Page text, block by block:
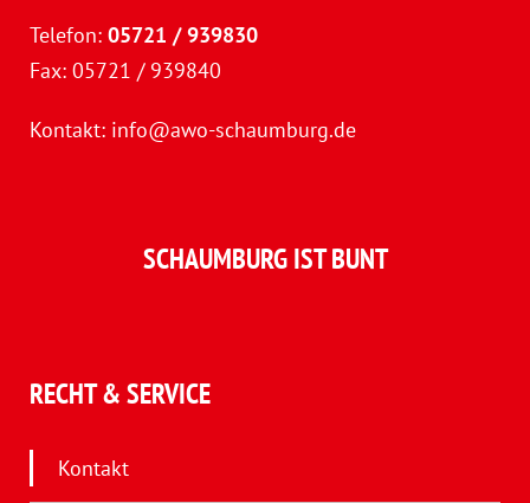
Telefon: 05721 / 939830
Fax: 05721 / 939840
Kontakt: info@awo-schaumburg.de
SCHAUMBURG IST BUNT
RECHT & SERVICE
Kontakt